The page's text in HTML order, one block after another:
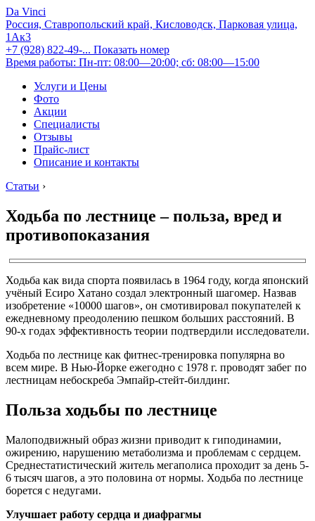
Da Vinci
Россия, Ставропольский край, Кисловодск, Парковая улица,
1Ак3
+7 (928) 822-49-... Показать номер
Время работы: Пн-пт: 08:00—20:00; сб: 08:00—15:00
Услуги и Цены
Фото
Акции
Специалисты
Отзывы
Прайс-лист
Описание и контакты
Статьи ›
Ходьба по лестнице – польза, вред и
противопоказания
Ходьба как вида спорта появилась в 1964 году, когда японский
учёный Есиро Хатано создал электронный шагомер. Назвав
изобретение «10000 шагов», он смотивировал покупателей к
ежедневному преодолению пешком больших расстояний. В
90-х годах эффективность теории подтвердили исследователи.
Ходьба по лестнице как фитнес-тренировка популярна во
всем мире. В Нью-Йорке ежегодно с 1978 г. проводят забег по
лестницам небоскреба Эмпайр-стейт-билдинг.
Польза ходьбы по лестнице
Малоподвижный образ жизни приводит к гиподинамии,
ожирению, нарушению метаболизма и проблемам с сердцем.
Среднестатистический житель мегаполиса проходит за день 5-
6 тысяч шагов, а это половина от нормы. Ходьба по лестнице
борется с недугами.
Улучшает работу сердца и диафрагмы